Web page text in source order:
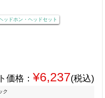
ッドホン・ヘッドセット
価格： ¥6,237(税込)
ク